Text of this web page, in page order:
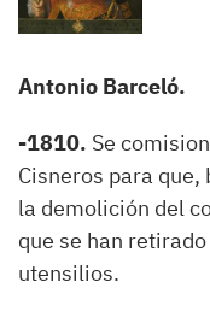
Antonio Barceló.
-1810. Se
Cisneros para que,
la demolición del
que se han
utensilios.